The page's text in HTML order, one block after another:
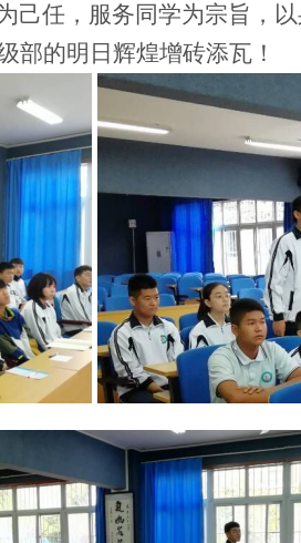
任，服务同学为宗旨，
部的明日辉煌增砖添瓦！